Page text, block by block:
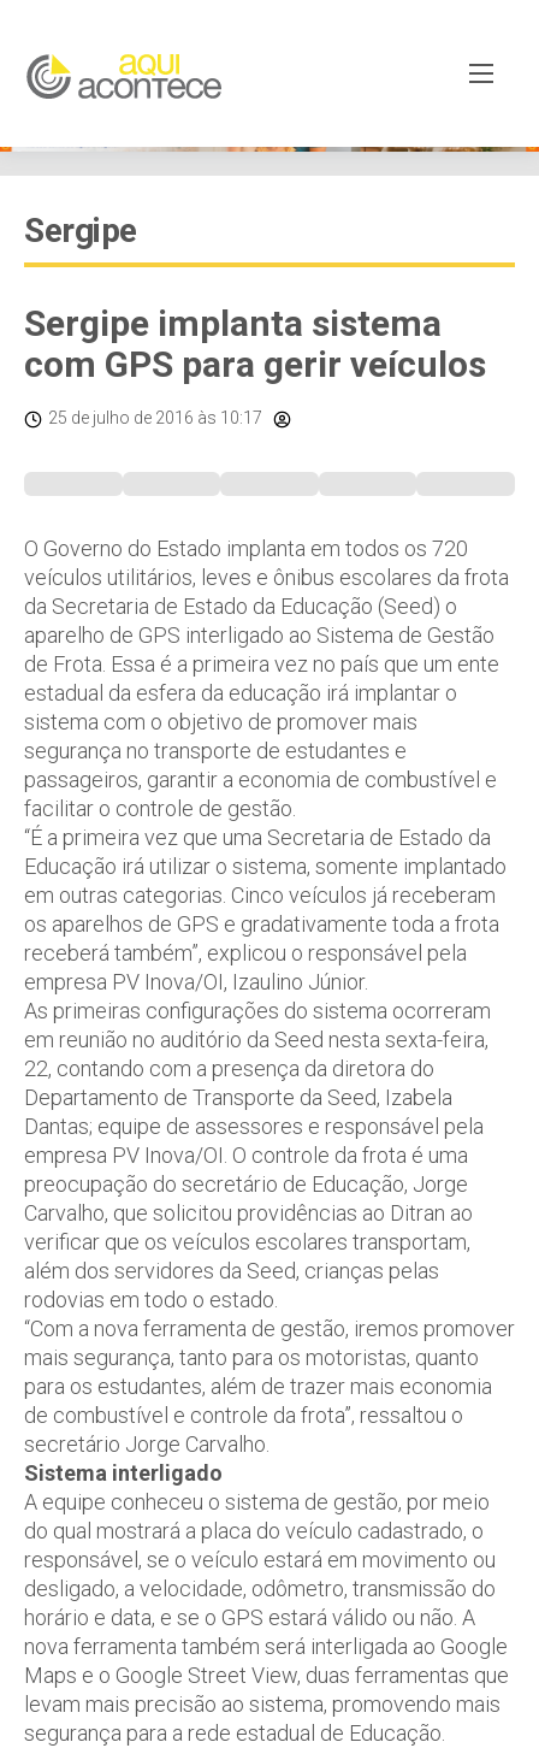
Sergipe
Sergipe implanta sistema
com GPS para gerir veículos
25 de julho de 2016 às 10:17
O Governo do Estado implanta em todos os 720
veículos utilitários, leves e ônibus escolares da frota
da Secretaria de Estado da Educação (Seed) o
aparelho de GPS interligado ao Sistema de Gestão
de Frota. Essa é a primeira vez no país que um ente
estadual da esfera da educação irá implantar o
sistema com o objetivo de promover mais
segurança no transporte de estudantes e
passageiros, garantir a economia de combustível e
facilitar o controle de gestão.
“É a primeira vez que uma Secretaria de Estado da
Educação irá utilizar o sistema, somente implantado
em outras categorias. Cinco veículos já receberam
os aparelhos de GPS e gradativamente toda a frota
receberá também”, explicou o responsável pela
empresa PV Inova/OI, Izaulino Júnior.
As primeiras configurações do sistema ocorreram
em reunião no auditório da Seed nesta sexta-feira,
22, contando com a presença da diretora do
Departamento de Transporte da Seed, Izabela
Dantas; equipe de assessores e responsável pela
empresa PV Inova/OI. O controle da frota é uma
preocupação do secretário de Educação, Jorge
Carvalho, que solicitou providências ao Ditran ao
verificar que os veículos escolares transportam,
além dos servidores da Seed, crianças pelas
rodovias em todo o estado.
“Com a nova ferramenta de gestão, iremos promover
mais segurança, tanto para os motoristas, quanto
para os estudantes, além de trazer mais economia
de combustível e controle da frota”, ressaltou o
secretário Jorge Carvalho.
Sistema interligado
A equipe conheceu o sistema de gestão, por meio
do qual mostrará a placa do veículo cadastrado, o
responsável, se o veículo estará em movimento ou
desligado, a velocidade, odômetro, transmissão do
horário e data, e se o GPS estará válido ou não. A
nova ferramenta também será interligada ao Google
Maps e o Google Street View, duas ferramentas que
levam mais precisão ao sistema, promovendo mais
segurança para a rede estadual de Educação.